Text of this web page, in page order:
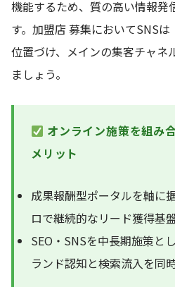
機能するため、質の高い情報発
す。加盟店 募集においてSNS
位置づけ、メインの集客チャネ
ましょう。
オンライン施策を組み
メリット
成果報酬型ポータルを軸に
ロで継続的なリード獲得基
SEO・SNSを中長期施策と
ランド認知と検索流入を同